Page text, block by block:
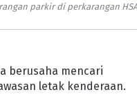
parkir di perkarangan
berusaha mencari
letak kenderaan.